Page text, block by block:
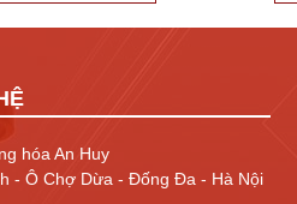
hóa An Huy
- Ô Chợ Dừa - Đống Đa - Hà Nội